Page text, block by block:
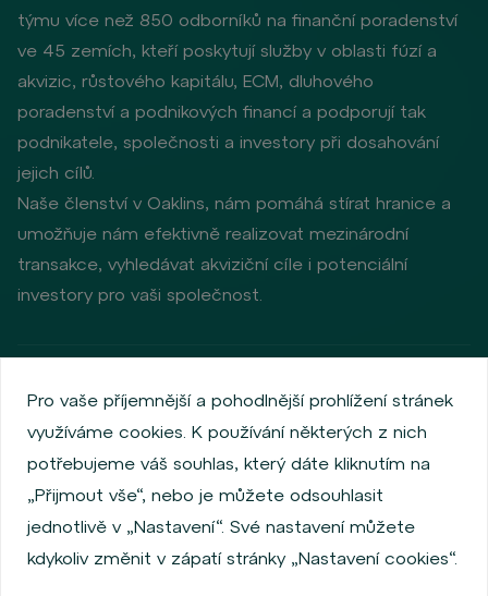
týmu více než 850 odborníků na finanční poradenství
ve 45 zemích, kteří poskytují služby v oblasti fúzí a
akvizic, růstového kapitálu, ECM, dluhového
poradenství a podnikových financí a podporují tak
podnikatele, společnosti a investory při dosahování
jejich cílů.
Naše členství v Oaklins, nám pomáhá stírat hranice a
umožňuje nám efektivně realizovat mezinárodní
transakce, vyhledávat akviziční cíle i potenciální
investory pro vaši společnost.
Zásady ochrany osobních údajů
Používání cookies
Informace o emitentech
Zaměstnanecký akciový program
Povinně zveřejňované informace
Finanční výkonnost
Regulation S, Rule 144a
Informace dle MiFID
Pro vaše příjemnější a pohodlnější prohlížení stránek
využíváme cookies. K používání některých z nich
potřebujeme váš souhlas, který dáte kliknutím na
„Přijmout vše“, nebo je můžete odsouhlasit
jednotlivě v „Nastavení“. Své nastavení můžete
kdykoliv změnit v zápatí stránky „Nastavení cookies“.